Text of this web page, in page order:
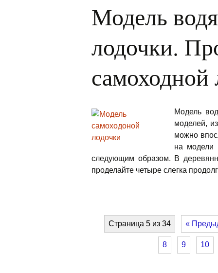
Модель
лодочки.
самоходной
Модель
моделей,
можно
на модели
следующим образом. В
проделайте четыре слегка
Страница 5 из 34 «
8 9 10